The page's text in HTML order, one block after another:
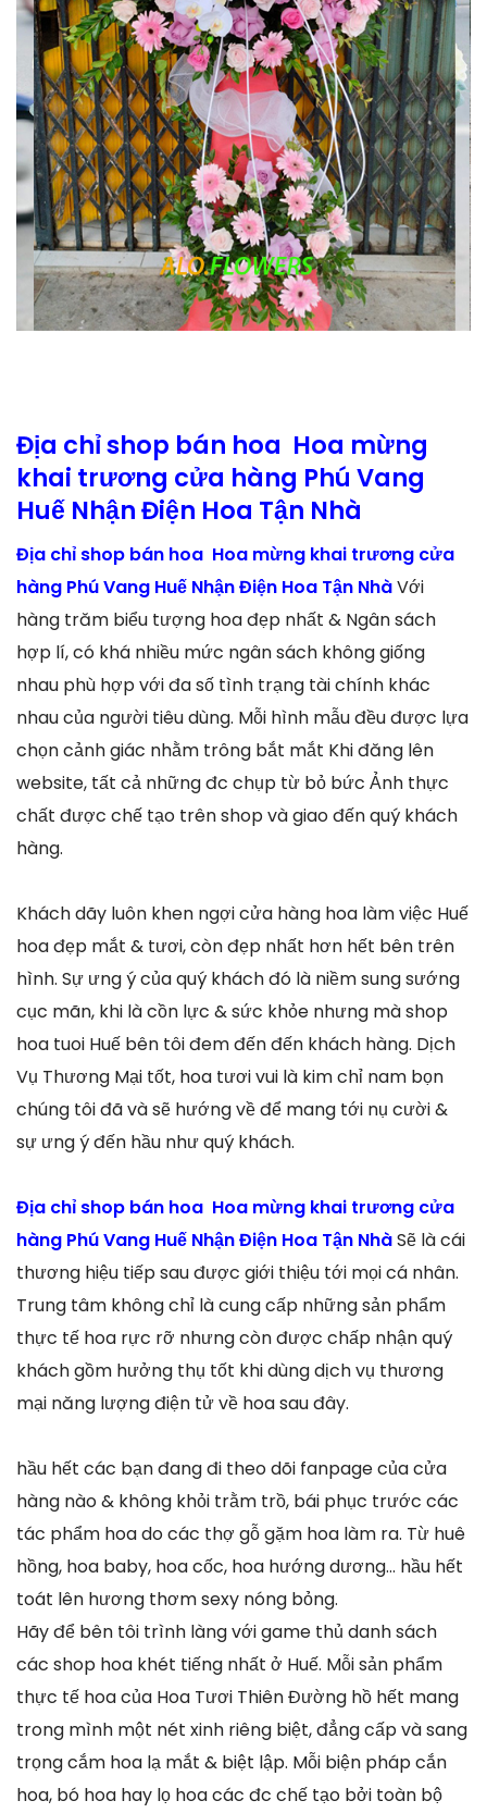
Địa chỉ shop bán hoa Hoa mừng
khai trương cửa hàng Phú Vang
Huế Nhận Điện Hoa Tận Nhà
Địa chỉ shop bán hoa Hoa mừng khai trương cửa
hàng Phú Vang Huế Nhận Điện Hoa Tận NhàVới
hàng trăm biểu tượng hoa đẹp nhất & Ngân sách
hợp lí, có khá nhiều mức ngân sách không giống
nhau phù hợp với đa số tình trạng tài chính khác
nhau của người tiêu dùng. Mỗi hình mẫu đều được lựa
chọn cảnh giác nhằm trông bắt mắt Khi đăng lên
website, tất cả những đc chụp từ bỏ bức Ảnh thực
chất được chế tạo trên shop và giao đến quý khách
hàng.
Khách dãy luôn khen ngợi cửa hàng hoa làm việc Huế
hoa đẹp mắt & tươi, còn đẹp nhất hơn hết bên trên
hình. Sự ưng ý của quý khách đó là niềm sung sướng
cục mãn, khi là cồn lực & sức khỏe nhưng mà shop
hoa tuoi Huế bên tôi đem đến đến khách hàng. Dịch
Vụ Thương Mại tốt, hoa tươi vui là kim chỉ nam bọn
chúng tôi đã và sẽ hướng về để mang tới nụ cười &
sự ưng ý đến hầu như quý khách.
Địa chỉ shop bán hoa Hoa mừng khai trương cửa
hàng Phú Vang Huế Nhận Điện Hoa Tận NhàSẽ là cái
thương hiệu tiếp sau được giới thiệu tới mọi cá nhân.
Trung tâm không chỉ là cung cấp những sản phẩm
thực tế hoa rực rỡ nhưng còn được chấp nhận quý
khách gồm hưởng thụ tốt khi dùng dịch vụ thương
mại năng lượng điện tử về hoa sau đây.
hầu hết các bạn đang đi theo dõi fanpage của cửa
hàng nào & không khỏi trằm trồ, bái phục trước các
tác phẩm hoa do các thợ gỗ gặm hoa làm ra. Từ huê
hồng, hoa baby, hoa cốc, hoa hướng dương… hầu hết
toát lên hương thơm sexy nóng bỏng.
Hãy để bên tôi trình làng với game thủ danh sách
các shop hoa khét tiếng nhất ở Huế. Mỗi sản phẩm
thực tế hoa của Hoa Tươi Thiên Đường hồ hết mang
trong mình một nét xinh riêng biệt, đẳng cấp và sang
trọng cắm hoa lạ mắt & biệt lập. Mỗi biện pháp cắn
hoa, bó hoa hay lọ hoa các đc chế tạo bởi toàn bộ